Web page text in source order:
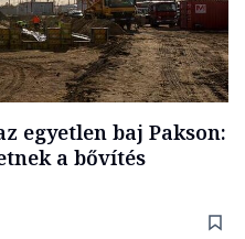
egyetlen baj Pakson:
a bővítés